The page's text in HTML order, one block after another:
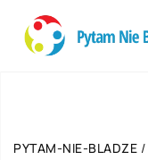
PYTAM-NIE-BLADZE /